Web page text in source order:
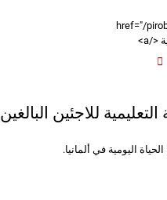
href="/
التعليمية للاجئين البالغين
اليومية في ألمانيا.